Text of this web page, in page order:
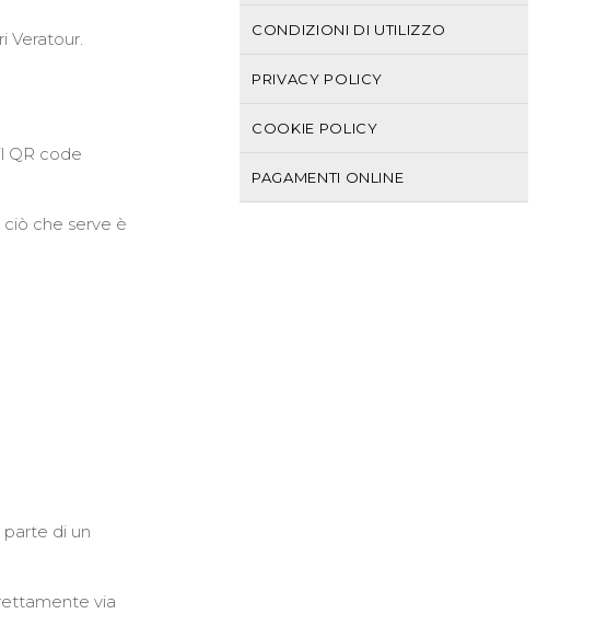
CONDIZIONI DI UTILIZZO
PRIVACY POLICY
COOKIE POLICY
PAGAMENTI ONLINE
Veratour.
QR code
che serve è
di un
via